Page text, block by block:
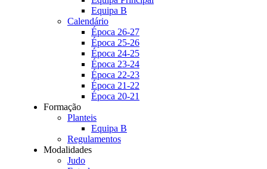
Equipa B
Calendário
Época 26-27
Época 25-26
Época 24-25
Época 23-24
Época 22-23
Época 21-22
Época 20-21
Formação
Planteis
Equipa B
Regulamentos
Modalidades
Judo